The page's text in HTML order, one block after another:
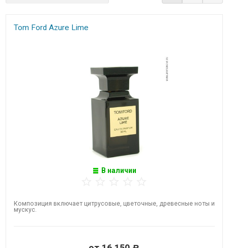
Tom Ford Azure Lime
В наличии
Композиция включает цитрусовые, цветочные, древесные ноты и
мускус.​